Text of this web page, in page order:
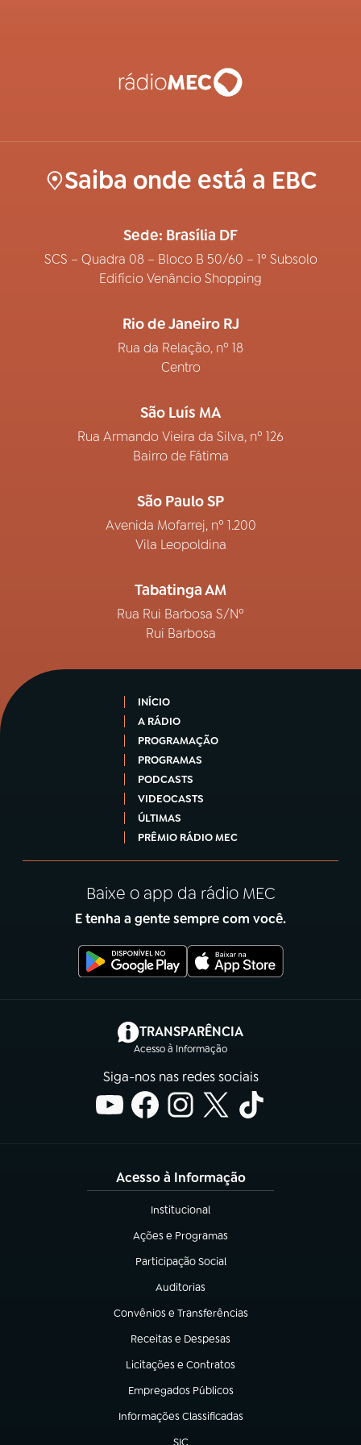
Saiba onde está a EBC
Sede: Brasília DF
SCS – Quadra 08 – Bloco B 50/60 – 1º Subsolo
Edifício Venâncio Shopping
Rio de Janeiro RJ
Rua da Relação, nº 18
Centro
São Luís MA
Rua Armando Vieira da Silva, nº 126
Bairro de Fátima
São Paulo SP
Avenida Mofarrej, nº 1.200
Vila Leopoldina
Tabatinga AM
Rua Rui Barbosa S/Nº
Rui Barbosa
INÍCIO
A RÁDIO
PROGRAMAÇÃO
PROGRAMAS
PODCASTS
VIDEOCASTS
ÚLTIMAS
PRÊMIO RÁDIO MEC
Baixe o app da rádio MEC
E tenha a gente sempre com você.
TRANSPARÊNCIA
Acesso à Informação
(abre em nova aba)
Siga-nos nas redes sociais
Acesso à Informação
Institucional
(abre em nova aba)
Ações e Programas
(abre em nova aba)
Participação Social
(abre em nova aba)
Auditorias
(abre em nova aba)
Convênios e Transferências
(abre em nova aba)
Receitas e Despesas
(abre em nova aba)
Licitações e Contratos
(abre em nova aba)
Empregados Públicos
(abre em nova aba)
Informações Classificadas
(abre em nova aba)